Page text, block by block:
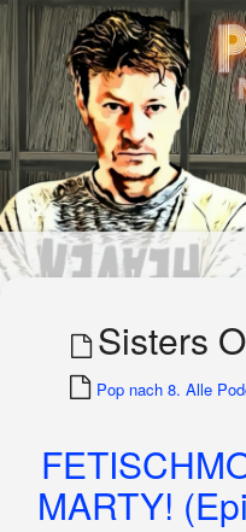
Sisters
Pop nach 8. Alle
MARTY!